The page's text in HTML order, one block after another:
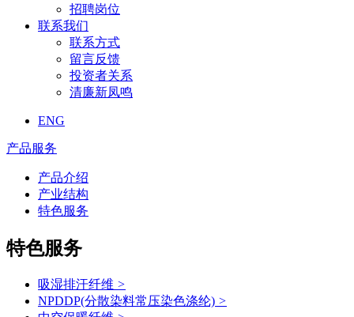
招聘岗位
联系我们
联系方式
留言反馈
投资者关系
清廉新凤鸣
ENG
产品服务
产品介绍
产业结构
特色服务
特色服务
吸湿排汗纤维 >
NPDDP(分散染料常压染色涤纶) >